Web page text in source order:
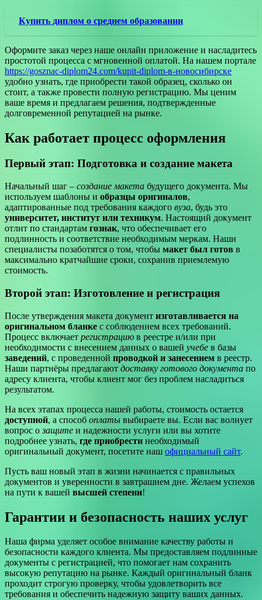
Купить диплом о среднем образовании
Оформите заказ через наше онлайн приложение и насладитесь
простотой процесса с мгновенной оплатой. На нашем портале
https://gosznac-diplom24.com/kupit-diplom-в-нoвoсибирске
удобно узнать, где приобрести такой образец, сколько он
стоит, а также провести полную регистрацию. Мы ценим
ваше время и предлагаем решения, подтвержденные
долговременной репутацией на рынке.
Как работает процесс оформления
Первый этап: Подготовка и создание макета
Начальный шаг – создание макета будущего документа. Мы
используем шаблоны и образцы оригиналов,
адаптированные под требования каждого вуза, будь это
университет, институт или техникум. Настоящий документ
отлит по стандартам гознак, что обеспечивает его
подлинность и соответствие необходимым меркам. Наши
специалисты позаботятся о том, чтобы макет был готов в
максимально кратчайшие сроки, сохранив приемлемую
стоимость.
Второй этап: Изготовление и регистрация
После утверждения макета документ изготавливается на
оригинальном бланке с соблюдением всех требований.
Процесс включает регистрацию в реестре и/или при
необходимости с внесением данных о вашей учебе в базы
заведений, с проведенной проводкой и занесением в реестр.
Наши партнёры предлагают доставку готового документа по
адресу клиента, чтобы клиент мог без проблем насладиться
результатом.
На всех этапах процесса нашей работы, стоимость остается
доступной, а способ оплаты выбираете вы. Если вас волнует
вопрос о защите и надежности услуги или вы хотите
подробнее узнать, где приобрести необходимый
оригинальный документ, посетите наш официальный сайт.
Пусть ваш новый этап в жизни начинается с правильных
документов и уверенности в завтрашнем дне. Желаем успехов
на пути к вашей высшей степени!
Гарантии и безопасность наших услуг
Наша фирма уделяет особое внимание качеству работы и
безопасности каждого клиента. Мы предоставляем подлинные
документы с регистрацией, что помогает нам сохранить
высокую репутацию на рынке. Каждый оригинальный бланк
проходит строгую проверку, чтобы удовлетворить все
требования и обеспечить надежную защиту ваших данных.